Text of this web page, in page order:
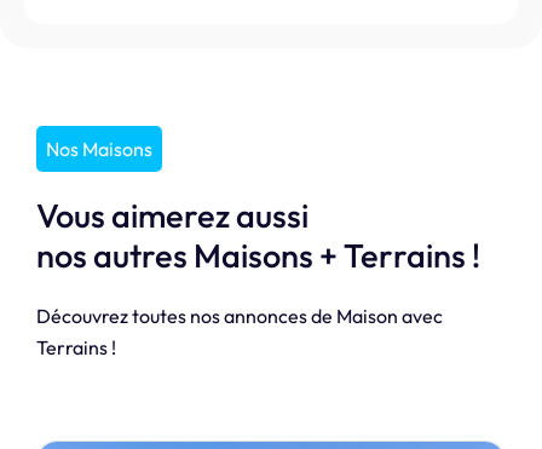
Nos Maisons
Vous aimerez aussi
nos autres Maisons + Terrains !
Découvrez toutes nos annonces de Maison avec
Terrains !